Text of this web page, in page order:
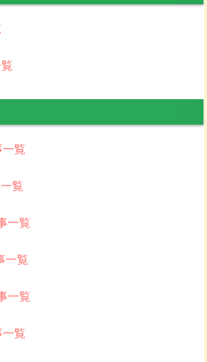
覧
覧
一覧
一覧
一覧
覧